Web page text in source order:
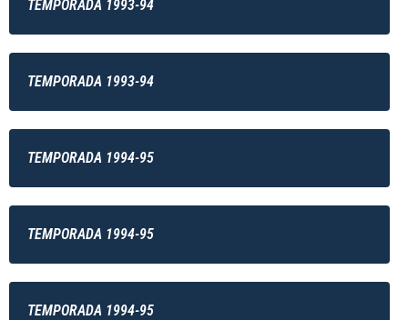
TEMPORADA 1993-94
TEMPORADA 1993-94
TEMPORADA 1994-95
TEMPORADA 1994-95
TEMPORADA 1994-95